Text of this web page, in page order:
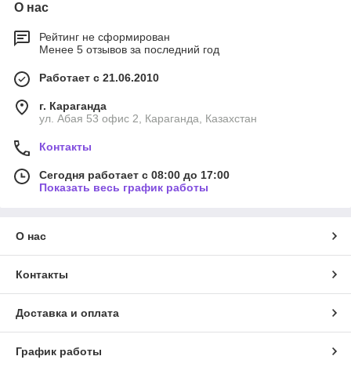
О нас
Рейтинг не сформирован
Менее 5 отзывов за последний год
Работает с 21.06.2010
г. Караганда
ул. Абая 53 офис 2, Караганда, Казахстан
Контакты
Сегодня работает с 08:00 до 17:00
Показать весь график работы
О нас
Контакты
Доставка и оплата
График работы